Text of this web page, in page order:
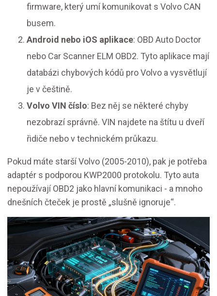
firmware, který umí komunikovat s Volvo CAN
busem.
Android nebo iOS aplikace: OBD Auto Doctor
nebo Car Scanner ELM OBD2. Tyto aplikace mají
databázi chybových kódů pro Volvo a vysvětlují
je v češtině.
Volvo VIN číslo: Bez něj se některé chyby
nezobrazí správně. VIN najdete na štítu u dveří
řidiče nebo v technickém průkazu.
Pokud máte starší Volvo (2005-2010), pak je potřeba
adaptér s podporou KWP2000 protokolu. Tyto auta
nepoužívají OBD2 jako hlavní komunikaci - a mnoho
dnešních čteček je prostě „slušně ignoruje“.